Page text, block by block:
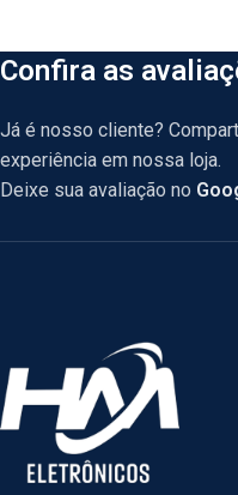
Confira as
Já é nosso cliente?
experiência em nossa loja.
Deixe sua avaliação no